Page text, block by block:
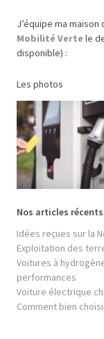
J’équipe ma
Mobilité Verte le
disponible) :
Les photos
Nos articles
Idées reçues sur la
Exploitation des
Voitures à
performances
Voiture électrique
Comment bien